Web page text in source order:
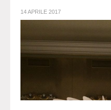
14 APRILE 2017